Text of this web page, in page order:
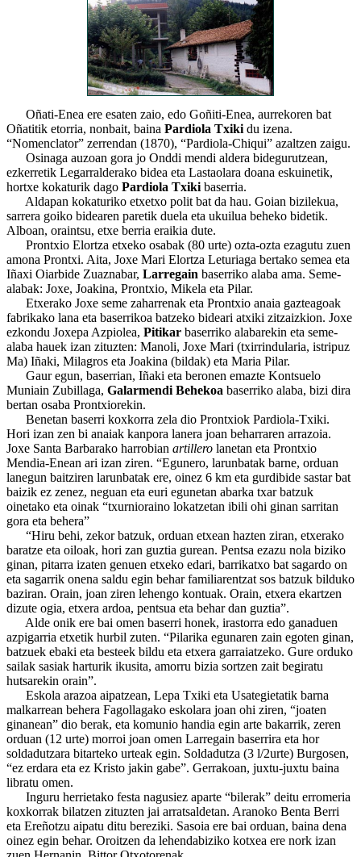
Oñati-Enea ere esaten zaio, edo Goñiti-Enea, aurrekoren bat
Oñatitik etorria, nonbait, baina Pardiola Txiki du izena.
“Nomenclator” zerrendan (1870), “Pardiola-Chiqui” azaltzen zaigu.
Osinaga auzoan gora jo Onddi mendi aldera bidegurutzean,
ezkerretik Legarralderako bidea eta Lastaolara doana eskuinetik,
hortxe kokaturik dago Pardiola Txiki baserria.
Aldapan kokaturiko etxetxo polit bat da hau. Goian bizilekua,
sarrera goiko bidearen paretik duela eta ukuilua beheko bidetik.
Alboan, oraintsu, etxe berria eraikia dute.
Prontxio Elortza etxeko osabak (80 urte) ozta-ozta ezagutu zuen
amona Prontxi. Aita, Joxe Mari Elortza Leturiaga bertako semea eta
Iñaxi Oiarbide Zuaznabar, Larregain baserriko alaba ama. Seme-
alabak: Joxe, Joakina, Prontxio, Mikela eta Pilar.
Etxerako Joxe seme zaharrenak eta Prontxio anaia gazteagoak
fabrikako lana eta baserrikoa batzeko bideari atxiki zitzaizkion. Joxe
ezkondu Joxepa Azpiolea, Pitikar baserriko alabarekin eta seme-
alaba hauek izan zituzten: Manoli, Joxe Mari (txirrindularia, istripuz
Ma) Iñaki, Milagros eta Joakina (bildak) eta Maria Pilar.
Gaur egun, baserrian, Iñaki eta beronen emazte Kontsuelo
Muniain Zubillaga, Galarmendi Behekoa baserriko alaba, bizi dira
bertan osaba Prontxiorekin.
Benetan baserri koxkorra zela dio Prontxiok Pardiola-Txiki.
Hori izan zen bi anaiak kanpora lanera joan beharraren arrazoia.
Joxe Santa Barbarako harrobian artillero lanetan eta Prontxio
Mendia-Enean ari izan ziren. “Egunero, larunbatak barne, orduan
lanegun baitziren larunbatak ere, oinez 6 km eta gurdibide sastar bat
baizik ez zenez, neguan eta euri egunetan abarka txar batzuk
oinetako eta oinak “txurnioraino lokatzetan ibili ohi ginan sarritan
gora eta behera”
“Hiru behi, zekor batzuk, orduan etxean hazten ziran, etxerako
baratze eta oiloak, hori zan guztia gurean. Pentsa ezazu nola biziko
ginan, pitarra izaten genuen etxeko edari, barrikatxo bat sagardo on
eta sagarrik onena saldu egin behar familiarentzat sos batzuk bilduko
baziran. Orain, joan ziren lehengo kontuak. Orain, etxera ekartzen
dizute ogia, etxera ardoa, pentsua eta behar dan guztia”.
Alde onik ere bai omen baserri honek, irastorra edo ganaduen
azpigarria etxetik hurbil zuten. “Pilarika egunaren zain egoten ginan,
batzuek ebaki eta besteek bildu eta etxera garraiatzeko. Gure orduko
sailak sasiak harturik ikusita, amorru bizia sortzen zait begiratu
hutsarekin orain”.
Eskola arazoa aipatzean, Lepa Txiki eta Usategietatik barna
malkarrean behera Fagollagako eskolara joan ohi ziren, “joaten
ginanean” dio berak, eta komunio handia egin arte bakarrik, zeren
orduan (12 urte) morroi joan omen Larregain baserrira eta hor
soldadutzara bitarteko urteak egin. Soldadutza (3 l/2urte) Burgosen,
“ez erdara eta ez Kristo jakin gabe”. Gerrakoan, juxtu-juxtu baina
libratu omen.
Inguru herrietako festa nagusiez aparte “bilerak” deitu erromeria
koxkorrak bilatzen zituzten jai arratsaldetan. Aranoko Benta Berri
eta Ereñotzu aipatu ditu bereziki. Sasoia ere bai orduan, baina dena
oinez egin behar. Oroitzen da lehendabiziko kotxea ere nork izan